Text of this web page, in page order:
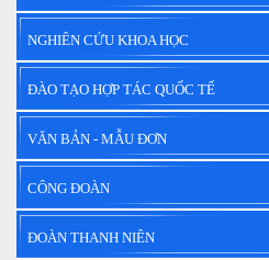
NGHIÊN CỨU KHOA HỌC
ĐÀO TẠO HỢP TÁC QUỐC TẾ
VĂN BẢN - MẪU ĐƠN
CÔNG ĐOÀN
ĐOÀN THANH NIÊN